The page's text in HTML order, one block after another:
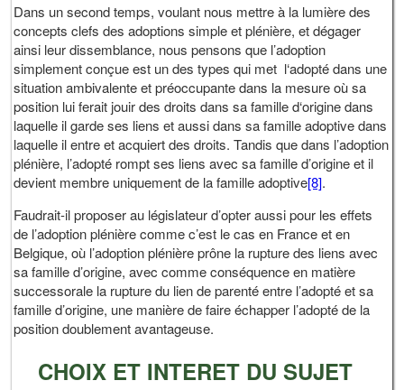
Dans un second temps, voulant nous mettre à la lumière des
concepts clefs des adoptions simple et plénière, et dégager
ainsi leur dissemblance, nous pensons que l’adoption
simplement conçue est un des types qui met l‘adopté dans une
situation ambivalente et préoccupante dans la mesure où sa
position lui ferait jouir des droits dans sa famille d‘origine dans
laquelle il garde ses liens et aussi dans sa famille adoptive dans
laquelle il entre et acquiert des droits. Tandis que dans l’adoption
plénière, l’adopté rompt ses liens avec sa famille d’origine et il
devient membre uniquement de la famille adoptive[8].
Faudrait-il proposer au législateur d’opter aussi pour les effets
de l’adoption plénière comme c’est le cas en France et en
Belgique, où l’adoption plénière prône la rupture des liens avec
sa famille d’origine, avec comme conséquence en matière
successorale la rupture du lien de parenté entre l’adopté et sa
famille d’origine, une manière de faire échapper l’adopté de la
position doublement avantageuse.
CHOIX ET INTERET DU SUJET